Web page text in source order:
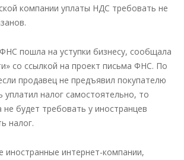
компании уплаты НДС требовать не
пошла на уступки бизнесу, сообщала
со ссылкой на проект письма ФНС. По
продавец не предъявил покупателю
уплатил налог самостоятельно, то
будет требовать у иностранцев
налог.
иностранные интернет-компании,